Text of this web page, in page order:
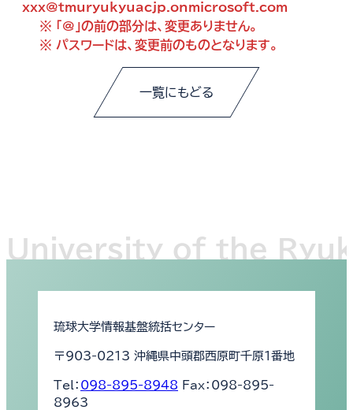
xxx@tmuryukyuacjp.onmicrosoft.com
※ 「@」の前の部分は、変更ありません。
※ パスワードは、変更前のものとなります。
一覧にもどる
琉球大学情報基盤統括センター
〒903-0213 沖縄県中頭郡西原町千原1番地
Tel： 098-895-8948 Fax：098-895-
8963